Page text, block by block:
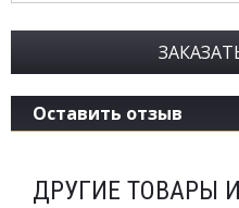
Оставить отзыв
ДРУГИЕ ТОВАРЫ